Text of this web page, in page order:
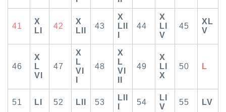
41
X
LI
42
X
LII
43
X
LII
44
X
LI
V
45
XL
V
46
X
L
VI
47
X
L
VI
48
X
L
VI
49
X
LI
X
50 L
51 LI 52 LII 53
LII
54
LI
V
55 LV